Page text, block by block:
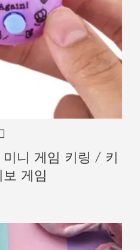
니 게임 키링 / 키
게임